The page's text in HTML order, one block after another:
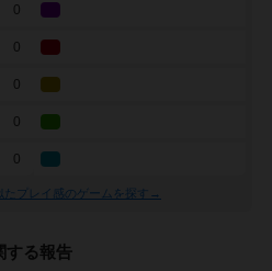
0
0
0
0
0
たプレイ感のゲームを探す→
する報告